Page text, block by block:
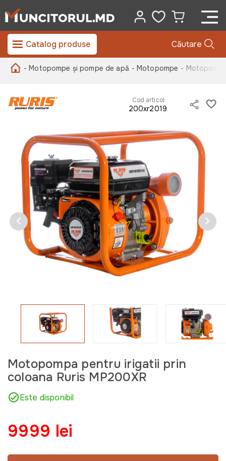
Catalog produse Căutare
- Motopompe și pompe de apă - Motopompe -
Cod articol:
200xr2019
Motopompa pentru irigatii prin
coloana Ruris MP200XR
Este disponibil
9999 lei